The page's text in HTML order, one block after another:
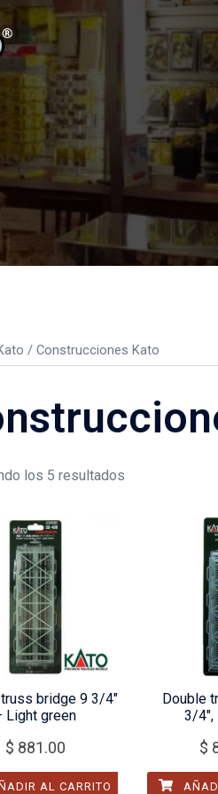
/ Construcciones Kato
los 5 resultados
bridge 9 3/4″
Light green
$ 881.00
AL CARRITO
Double
3/
$